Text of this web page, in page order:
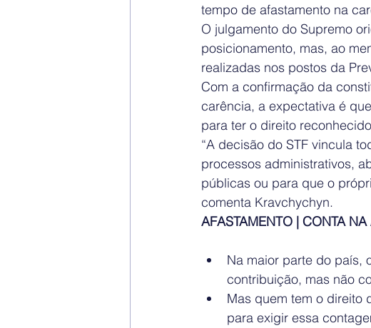
tempo de afastamento na
O julgamento do Supremo
posicionamento, mas, ao
realizadas nos postos da
Com a confirmação da
carência, a expectativa é
para ter o direito
“A decisão do STF vincula
processos administrativos,
públicas ou para que o
comenta Kravchychyn.
AFASTAMENTO | CONTA
Na maior parte do país,
contribuição, mas não
Mas quem tem o direito
para exigir essa